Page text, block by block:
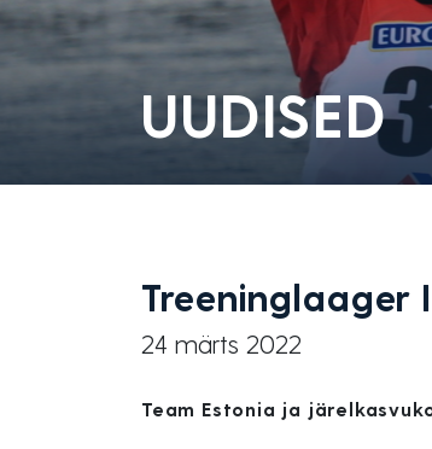
UUDISED
Treeninglaager
24 märts 2022
Team Estonia ja